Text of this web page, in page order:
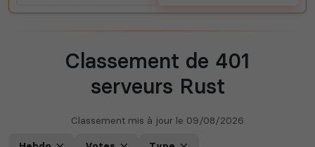
Classement de 401
serveurs Rust
Classement mis à jour le 09/08/2026